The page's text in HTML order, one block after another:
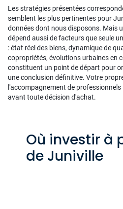
Les stratégies présentées
semblent les plus pertinentes pour
données dont nous disposons. Mais
dépend aussi de facteurs que seule
: état réel des biens, dynamique de
copropriétés, évolutions urbaines en
constituent un point de départ pour
une conclusion définitive. Votre
l'accompagnement de
avant toute décision d'achat.
Où investir à
de Juniville